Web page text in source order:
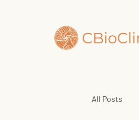
All Posts